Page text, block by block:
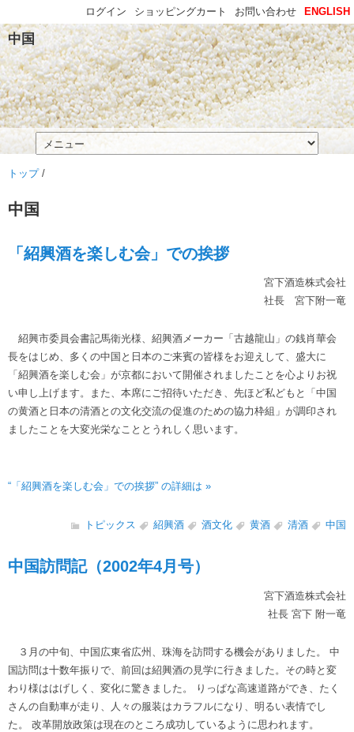
中国
トップ/
中国
「紹興酒を楽しむ会」での挨拶
宮下酒造株式会社
社長 宮下附一竜
紹興市委員会書記馬衛光様、紹興酒メーカー「古越龍山」の銭肖華会
長をはじめ、多くの中国と日本のご来賓の皆様をお迎えして、盛大に
「紹興酒を楽しむ会」が京都において開催されましたことを心よりお祝
い申し上げます。また、本席にご招待いただき、先ほど私どもと「中国
の黄酒と日本の清酒との文化交流の促進のための協力枠組」が調印され
ましたことを大変光栄なこととうれしく思います。
“「紹興酒を楽しむ会」での挨拶” の詳細は »
トピックス 紹興酒 酒文化 黄酒 清酒 中国
中国訪問記（2002年4月号）
宮下酒造株式会社
社長 宮下 附一竜
３月の中旬、中国広東省広州、珠海を訪問する機会がありました。 中
国訪問は十数年振りで、前回は紹興酒の見学に行きました。その時と変
わり様ははげしく、変化に驚きました。 りっぱな高速道路ができ、たく
さんの自動車が走り、人々の服装はカラフルになり、明るい表情でし
た。 改革開放政策は現在のところ成功しているように思われます。
ENGLISH
お問い合わせ
ショッピングカート
ログイン